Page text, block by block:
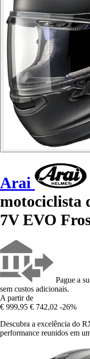
Arai
motociclista
7V EVO
Pague a
sem custos adicionais.
A partir de
€ 999,95 € 742,02 -26%
Descubra a excelência do
performance reunidos em